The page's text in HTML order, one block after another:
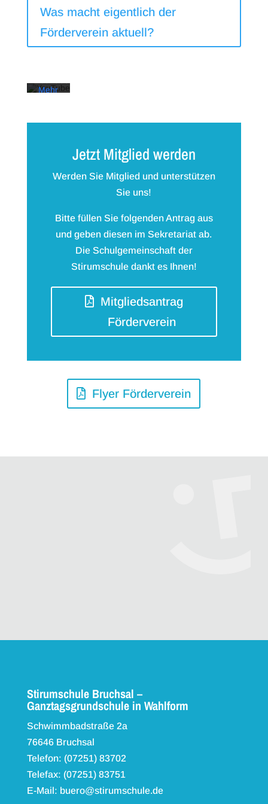
Was macht eigentlich der
Förderverein aktuell?
Laden
Videos
Mehr
Video
immer
entsperren
Jetzt Mitglied werden
Werden Sie Mitglied und unterstützen
Sie uns!
Bitte füllen Sie folgenden Antrag aus
und geben diesen im Sekretariat ab.
Die Schulgemeinschaft der
Stirumschule dankt es Ihnen!
Mitgliedsantrag
Förderverein
Flyer Förderverein
Stirumschule Bruchsal –
Ganztagsgrundschule in Wahlform
Schwimmbadstraße 2a
76646 Bruchsal
Telefon: (07251) 83702
Telefax: (07251) 83751
E-Mail: buero@stirumschule.de